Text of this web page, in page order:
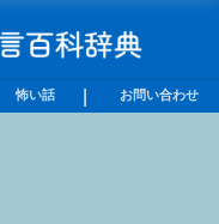
怖い話 お問い合わせ